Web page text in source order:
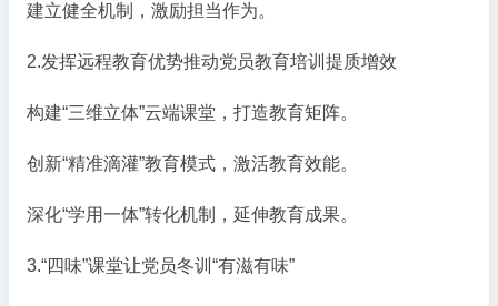
建立健全机制，激励担当作为。
2.发挥远程教育优势推动党员教育培训提质增效
构建“三维立体”云端课堂，打造教育矩阵。
创新“精准滴灌”教育模式，激活教育效能。
深化“学用一体”转化机制，延伸教育成果。
3.“四味”课堂让党员冬训“有滋有味”